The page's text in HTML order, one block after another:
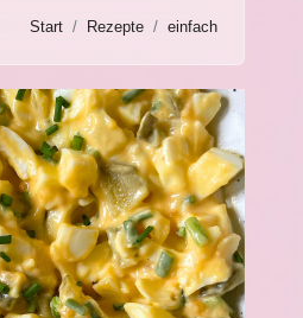
Start Rezepte einfach